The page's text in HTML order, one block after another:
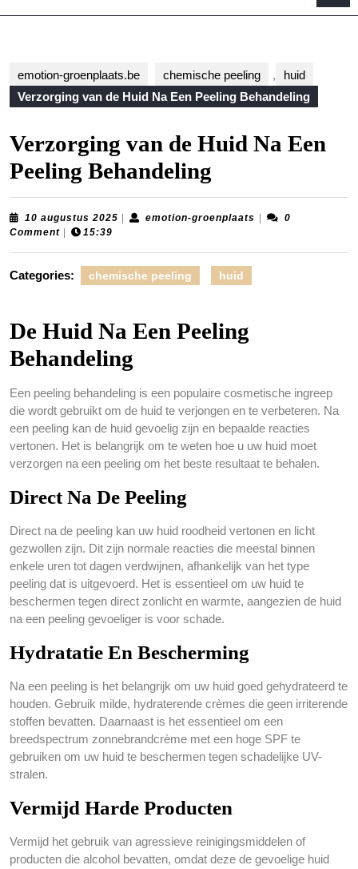
emotion-groenplaats.be chemische peeling ,
huid
Verzorging van de Huid Na Een Peeling Behandeling
Verzorging van de Huid Na Een
Peeling Behandeling
10 augustus 2025 10
emotion-groenplaats emotion-
0
Comment
15:39
Categories: chemische peeling huid
De Huid Na Een Peeling
Behandeling
Een peeling behandeling is een populaire cosmetische ingreep
die wordt gebruikt om de huid te verjongen en te verbeteren. Na
een peeling kan de huid gevoelig zijn en bepaalde reacties
vertonen. Het is belangrijk om te weten hoe u uw huid moet
verzorgen na een peeling om het beste resultaat te behalen.
Direct Na De Peeling
Direct na de peeling kan uw huid roodheid vertonen en licht
gezwollen zijn. Dit zijn normale reacties die meestal binnen
enkele uren tot dagen verdwijnen, afhankelijk van het type
peeling dat is uitgevoerd. Het is essentieel om uw huid te
beschermen tegen direct zonlicht en warmte, aangezien de huid
na een peeling gevoeliger is voor schade.
Hydratatie En Bescherming
Na een peeling is het belangrijk om uw huid goed gehydrateerd te
houden. Gebruik milde, hydraterende crèmes die geen irriterende
stoffen bevatten. Daarnaast is het essentieel om een
breedspectrum zonnebrandcrème met een hoge SPF te
gebruiken om uw huid te beschermen tegen schadelijke UV-
stralen.
Vermijd Harde Producten
Vermijd het gebruik van agressieve reinigingsmiddelen of
producten die alcohol bevatten, omdat deze de gevoelige huid